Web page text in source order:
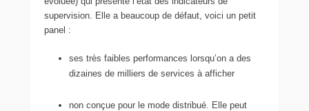
supervision. Elle a beaucoup de défaut, voici un petit
panel :
ses très faibles performances lorsqu’on a des
dizaines de milliers de services à afficher
non conçue pour le mode distribué. Elle peut